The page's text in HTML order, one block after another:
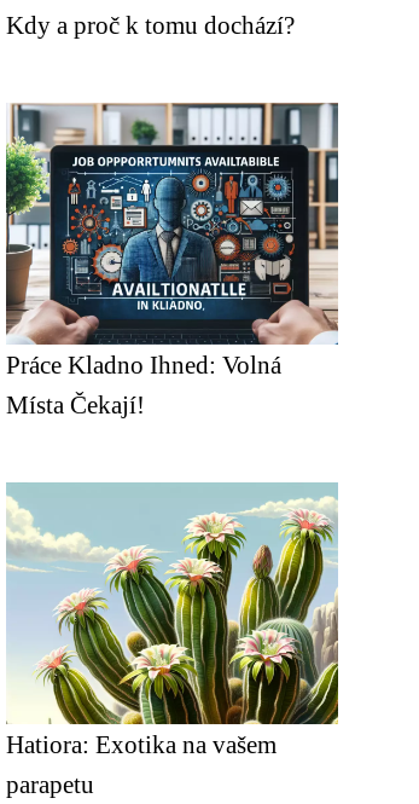
Kdy a proč k tomu dochází?
Práce Kladno Ihned: Volná
Místa Čekají!
Hatiora: Exotika na vašem
parapetu